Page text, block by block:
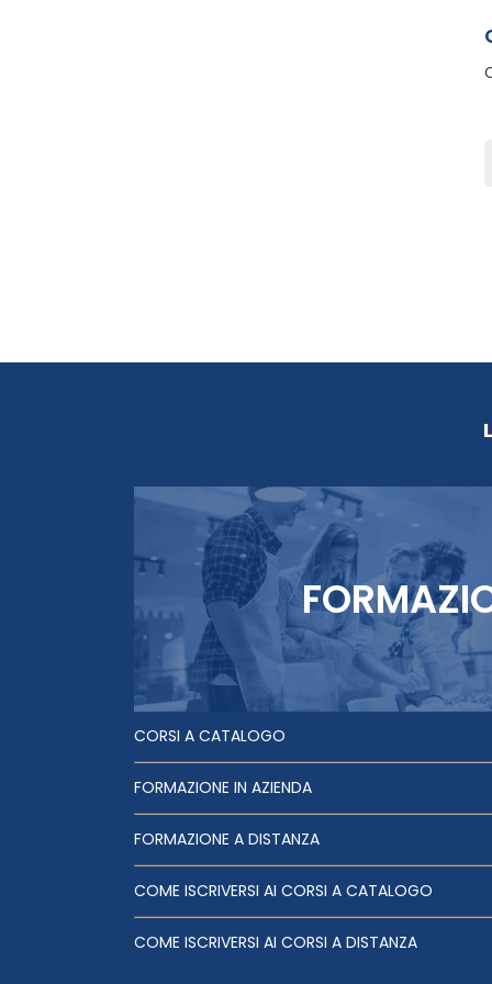
CORSI A CATALOGO
FORMAZIONE IN AZIENDA
FORMAZIONE A DISTANZA
COME ISCRIVERSI AI CORSI A CATALOGO
COME ISCRIVERSI AI CORSI A DISTANZA